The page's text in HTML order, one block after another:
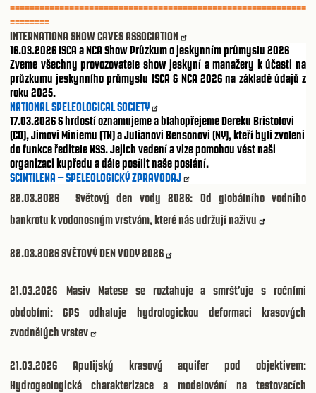
============================================================
========
INTERNATIONA SHOW CAVES ASSOCIATION
16.03.2026ISCA a NCA Show Průzkum o jeskynním průmyslu 2026
Zveme všechny provozovatele show jeskyní a manažery k účasti na
průzkumu jeskynního průmyslu ISCA & NCA 2026 na základě údajů z
roku 2025.
NATIONAL SPELEOLOGICAL SOCIETY
17.03.2026S hrdostí oznamujeme a blahopřejeme Dereku Bristolovi
(CO), Jimovi Miniemu (TN) a Julianovi Bensonovi (NY), kteří byli zvoleni
do funkce ředitele NSS. Jejich vedení a vize pomohou vést naši
organizaci kupředu a dále posílit naše poslání.
SCINTILENA – SPELEOLOGICKÝ ZPRAVODAJ
22.03.2026
Světový den vody 2026: Od globálního vodního
bankrotu k vodonosným vrstvám, které nás udržují naživu
22.03.2026SVĚTOVÝ DEN VODY 2026
21.03.2026
Masiv Matese se roztahuje a smršťuje s ročními
obdobími: GPS odhaluje hydrologickou deformaci krasových
zvodnělých vrstev
21.03.2026 Apulijský krasový aquifer pod objektivem:
Hydrogeologická charakterizace a modelování na testovacích